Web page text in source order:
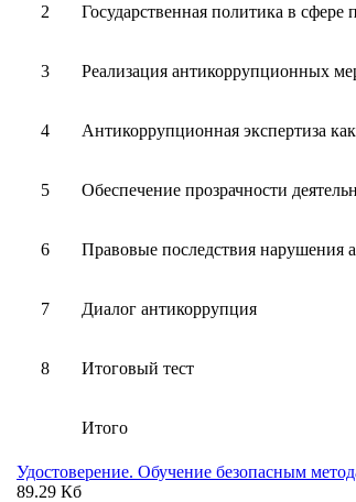
2 Государственная политика в
3 Реализация антикоррупционных
4 Антикоррупционная экспертиза
5 Обеспечение прозрачности
6 Правовые последствия нарушения
7 Диалог антикоррупция
8 Итоговый тест
Итого
Удостоверение. Обучение безопасным
89.29 Кб